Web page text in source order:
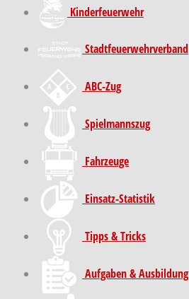
Kinder­feuer­wehr
Stadt­feuer­wehr­verband
ABC-Zug
Spielmannszug
Fahrzeuge
Einsatz-Statistik
Tipps & Tricks
Aufgaben & Ausbildung